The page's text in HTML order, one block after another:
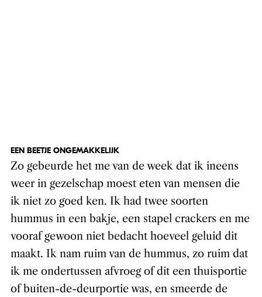
EEN BEETJE ONGEMAKKELIJK
Zo gebeurde het me van de week dat ik ineens
weer in gezelschap moest eten van mensen die
ik niet zo goed ken. Ik had twee soorten
hummus in een bakje, een stapel crackers en me
vooraf gewoon niet bedacht hoeveel geluid dit
maakt. Ik nam ruim van de hummus, zo ruim dat
ik me ondertussen afvroeg of dit een thuisportie
of buiten-de-deurportie was, en smeerde de